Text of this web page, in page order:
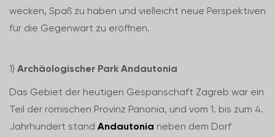
wecken, Spaß zu haben und vielleicht neue Perspektiven
für die Gegenwart zu eröffnen.
1) Archäologischer Park Andautonia
Das Gebiet der heutigen Gespanschaft Zagreb war ein
Teil der römischen Provinz Panonia, und vom 1. bis zum 4.
Jahrhundert stand Andautonia neben dem Dorf